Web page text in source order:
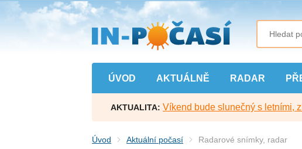
Přejít
na
hlavní
obsah
ÚVOD AKTUÁLNĚ RADAR
AKTUALITA: Víkend bude slunečný s letními,
Úvod Aktuální počasí Radarové snímky, radar